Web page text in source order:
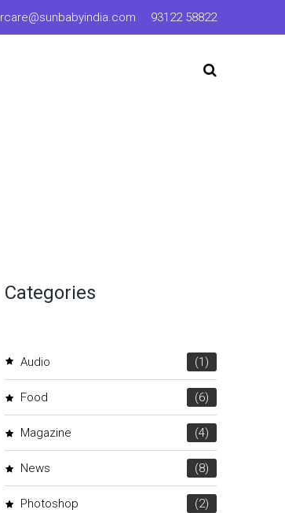
93122 58822
Categories
Audio (1)
Food (6)
Magazine (4)
News (8)
Photoshop (2)